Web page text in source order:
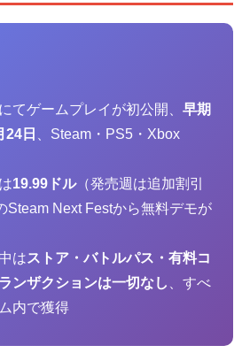
てゲームプレイが初公開、 早期
24日
、Steam・PS5・Xbox
19.99ドル（発売週は追加割引
Steam Next Festから無料デモが
はストア・バトルパス・有料コ
ンザクションは一切なし
、すべ
内で獲得